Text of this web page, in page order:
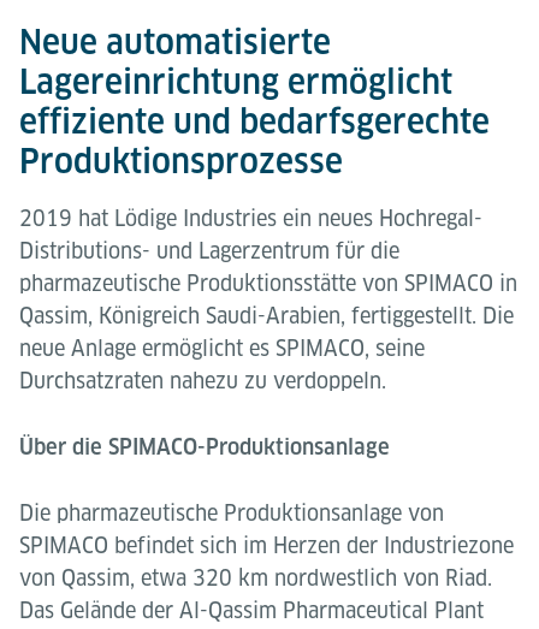
Neue automatisierte
Lagereinrichtung ermöglicht
effiziente und bedarfsgerechte
Produktionsprozesse
2019 hat Lödige Industries ein neues Hochregal-
Distributions- und Lagerzentrum für die
pharmazeutische Produktionsstätte von SPIMACO in
Qassim, Königreich Saudi-Arabien, fertiggestellt. Die
neue Anlage ermöglicht es SPIMACO, seine
Durchsatzraten nahezu zu verdoppeln.
Über die SPIMACO-Produktionsanlage
Die pharmazeutische Produktionsanlage von
SPIMACO befindet sich im Herzen der Industriezone
von Qassim, etwa 320 km nordwestlich von Riad.
Das Gelände der Al-Qassim Pharmaceutical Plant